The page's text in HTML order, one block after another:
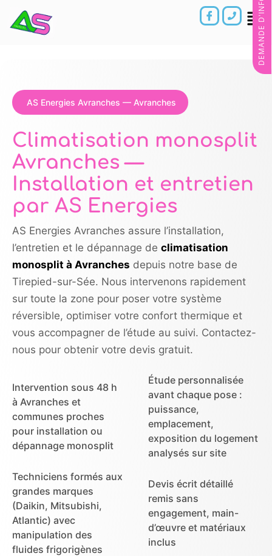
AS Energies Avranches — Avranches
Climatisation monosplit
Avranches —
Installation et entretien
par AS Energies
AS Energies Avranches assure l’installation,
l’entretien et le dépannage de climatisation
monosplit à Avranches depuis notre base de
Tirepied-sur-Sée. Nous intervenons rapidement
sur toute la zone pour poser votre système
réversible, optimiser votre confort thermique et
vous accompagner de l’étude au suivi. Contactez-
nous pour obtenir votre devis gratuit.
Intervention sous 48 h
à Avranches et
communes proches
pour installation ou
dépannage monosplit
Étude personnalisée
avant chaque pose :
puissance,
emplacement,
exposition du logement
analysés sur site
Techniciens formés aux
grandes marques
(Daikin, Mitsubishi,
Atlantic) avec
manipulation des
fluides frigorigènes
Devis écrit détaillé
remis sans
engagement, main-
d’œuvre et matériaux
inclus